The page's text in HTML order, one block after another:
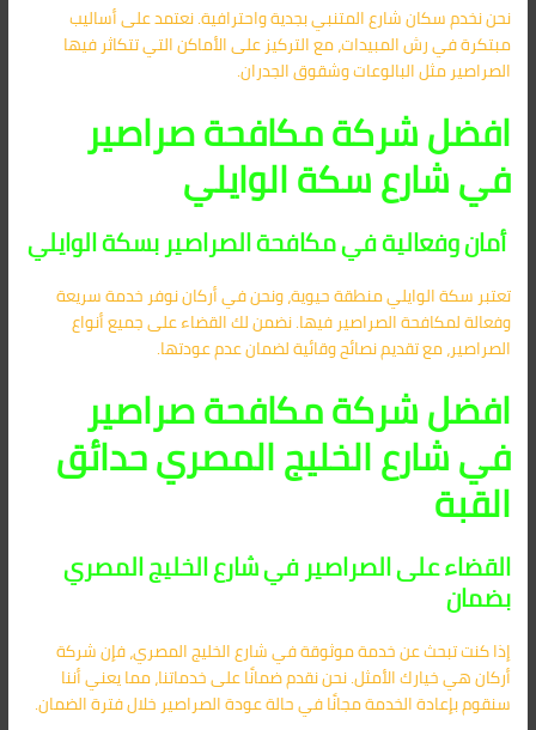
نحن نخدم سكان شارع المتنبي بجدية واحترافية. نعتمد على أساليب
مبتكرة في رش المبيدات، مع التركيز على الأماكن التي تتكاثر فيها
الصراصير مثل البالوعات وشقوق الجدران.
افضل شركة مكافحة صراصير
في شارع سكة الوايلي
أمان وفعالية في مكافحة الصراصير بسكة الوايلي
تعتبر سكة الوايلي منطقة حيوية، ونحن في أركان نوفر خدمة سريعة
وفعالة لمكافحة الصراصير فيها. نضمن لك القضاء على جميع أنواع
الصراصير، مع تقديم نصائح وقائية لضمان عدم عودتها.
افضل شركة مكافحة صراصير
في شارع الخليج المصري حدائق
القبة
القضاء على الصراصير في شارع الخليج المصري
بضمان
إذا كنت تبحث عن خدمة موثوقة في شارع الخليج المصري، فإن شركة
أركان هي خيارك الأمثل. نحن نقدم ضمانًا على خدماتنا، مما يعني أننا
سنقوم بإعادة الخدمة مجانًا في حالة عودة الصراصير خلال فترة الضمان.